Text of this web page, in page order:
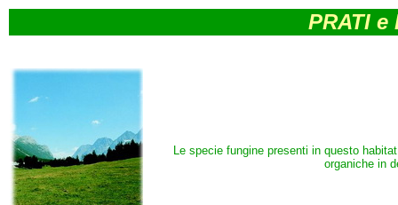
PRATI e
Le specie fungine presenti in questo
organiche in